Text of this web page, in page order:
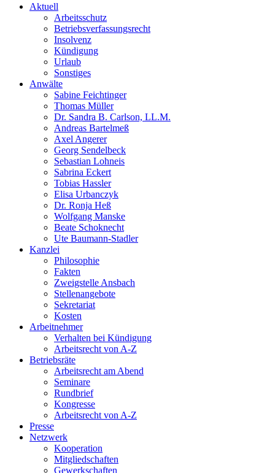
Aktuell
Arbeitsschutz
Betriebsverfassungsrecht
Insolvenz
Kündigung
Urlaub
Sonstiges
Anwälte
Sabine Feichtinger
Thomas Müller
Dr. Sandra B. Carlson, LL.M.
Andreas Bartelmeß
Axel Angerer
Georg Sendelbeck
Sebastian Lohneis
Sabrina Eckert
Tobias Hassler
Elisa Urbanczyk
Dr. Ronja Heß
Wolfgang Manske
Beate Schoknecht
Ute Baumann-Stadler
Kanzlei
Philosophie
Fakten
Zweigstelle Ansbach
Stellenangebote
Sekretariat
Kosten
Arbeitnehmer
Verhalten bei Kündigung
Arbeitsrecht von A-Z
Betriebsräte
Arbeitsrecht am Abend
Seminare
Rundbrief
Kongresse
Arbeitsrecht von A-Z
Presse
Netzwerk
Kooperation
Mitgliedschaften
Gewerkschaften